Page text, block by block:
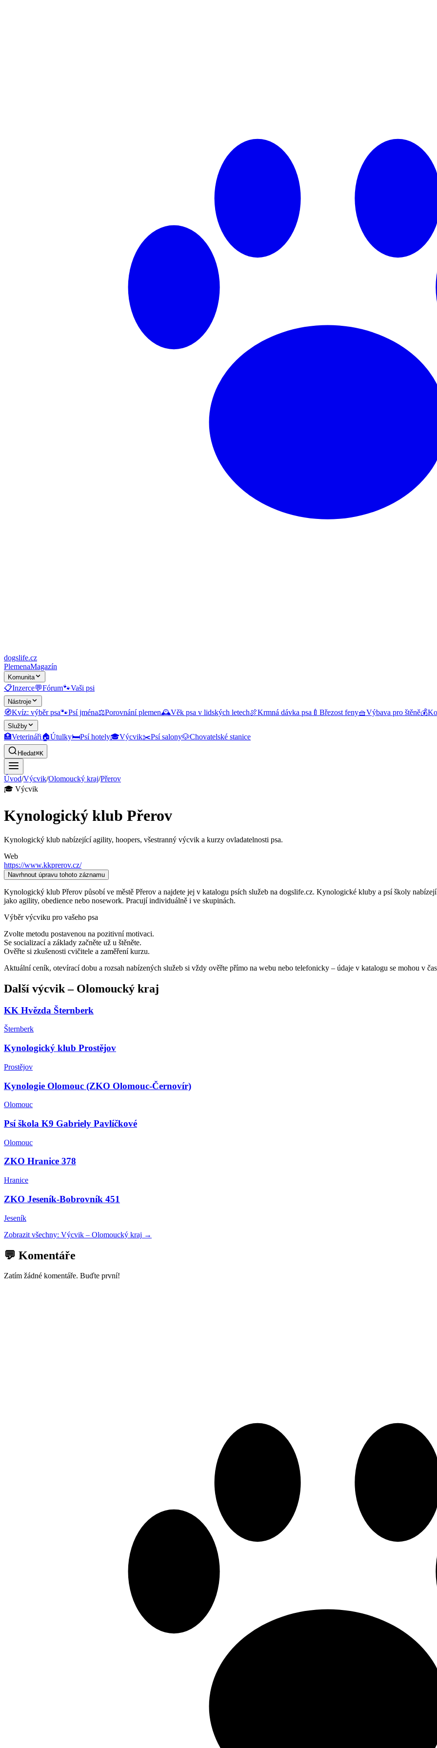
dogslife.cz
PlemenaMagazín
Komunita
📋Inzerce💬Fórum🐾Vaši psi
Nástroje
🧭Kvíz: výběr psa🐾Psí jména⚖️Porovnání plemen🕰️Věk psa v lidských letech🍖Krmná dávka psa 🍼 Březost feny🧺Výbava pro štěně💰
Služby
🏥Veterináři🏠Útulky🛏️Psí hotely🎓Výcvik✂️Psí salony🐶Chovatelské stanice
Hledat⌘K
Úvod/Výcvik/Olomoucký kraj/Přerov
🎓 Výcvik
Kynologický klub Přerov
Kynologický klub nabízející agility, hoopers, všestranný výcvik a kurzy ovladatelnosti psa.
Web
https://www.kkprerov.cz/
Navrhnout úpravu tohoto záznamu
Kynologický klub Přerov působí ve městě Přerov a najdete jej v katalogu psích služeb na dogslife.cz. Kynologické kluby a psí školy
jako agility, obedience nebo nosework. Pracují individuálně i ve skupinách.
Výběr výcviku pro vašeho psa
Zvolte metodu postavenou na pozitivní motivaci.
Se socializací a základy začněte už u štěněte.
Ověřte si zkušenosti cvičitele a zaměření kurzu.
Aktuální ceník, otevírací dobu a rozsah nabízených služeb si vždy ověřte přímo na webu nebo telefonicky – údaje v katalogu se mohou v
Další výcvik– Olomoucký kraj
KK Hvězda Šternberk
Šternberk
Kynologický klub Prostějov
Prostějov
Kynologie Olomouc (ZKO Olomouc-Černovír)
Olomouc
Psí škola K9 Gabriely Pavlíčkové
Olomouc
ZKO Hranice 378
Hranice
ZKO Jeseník-Bobrovník 451
Jeseník
Zobrazit všechny: Výcvik – Olomoucký kraj →
💬 Komentáře
Zatím žádné komentáře. Buďte první!